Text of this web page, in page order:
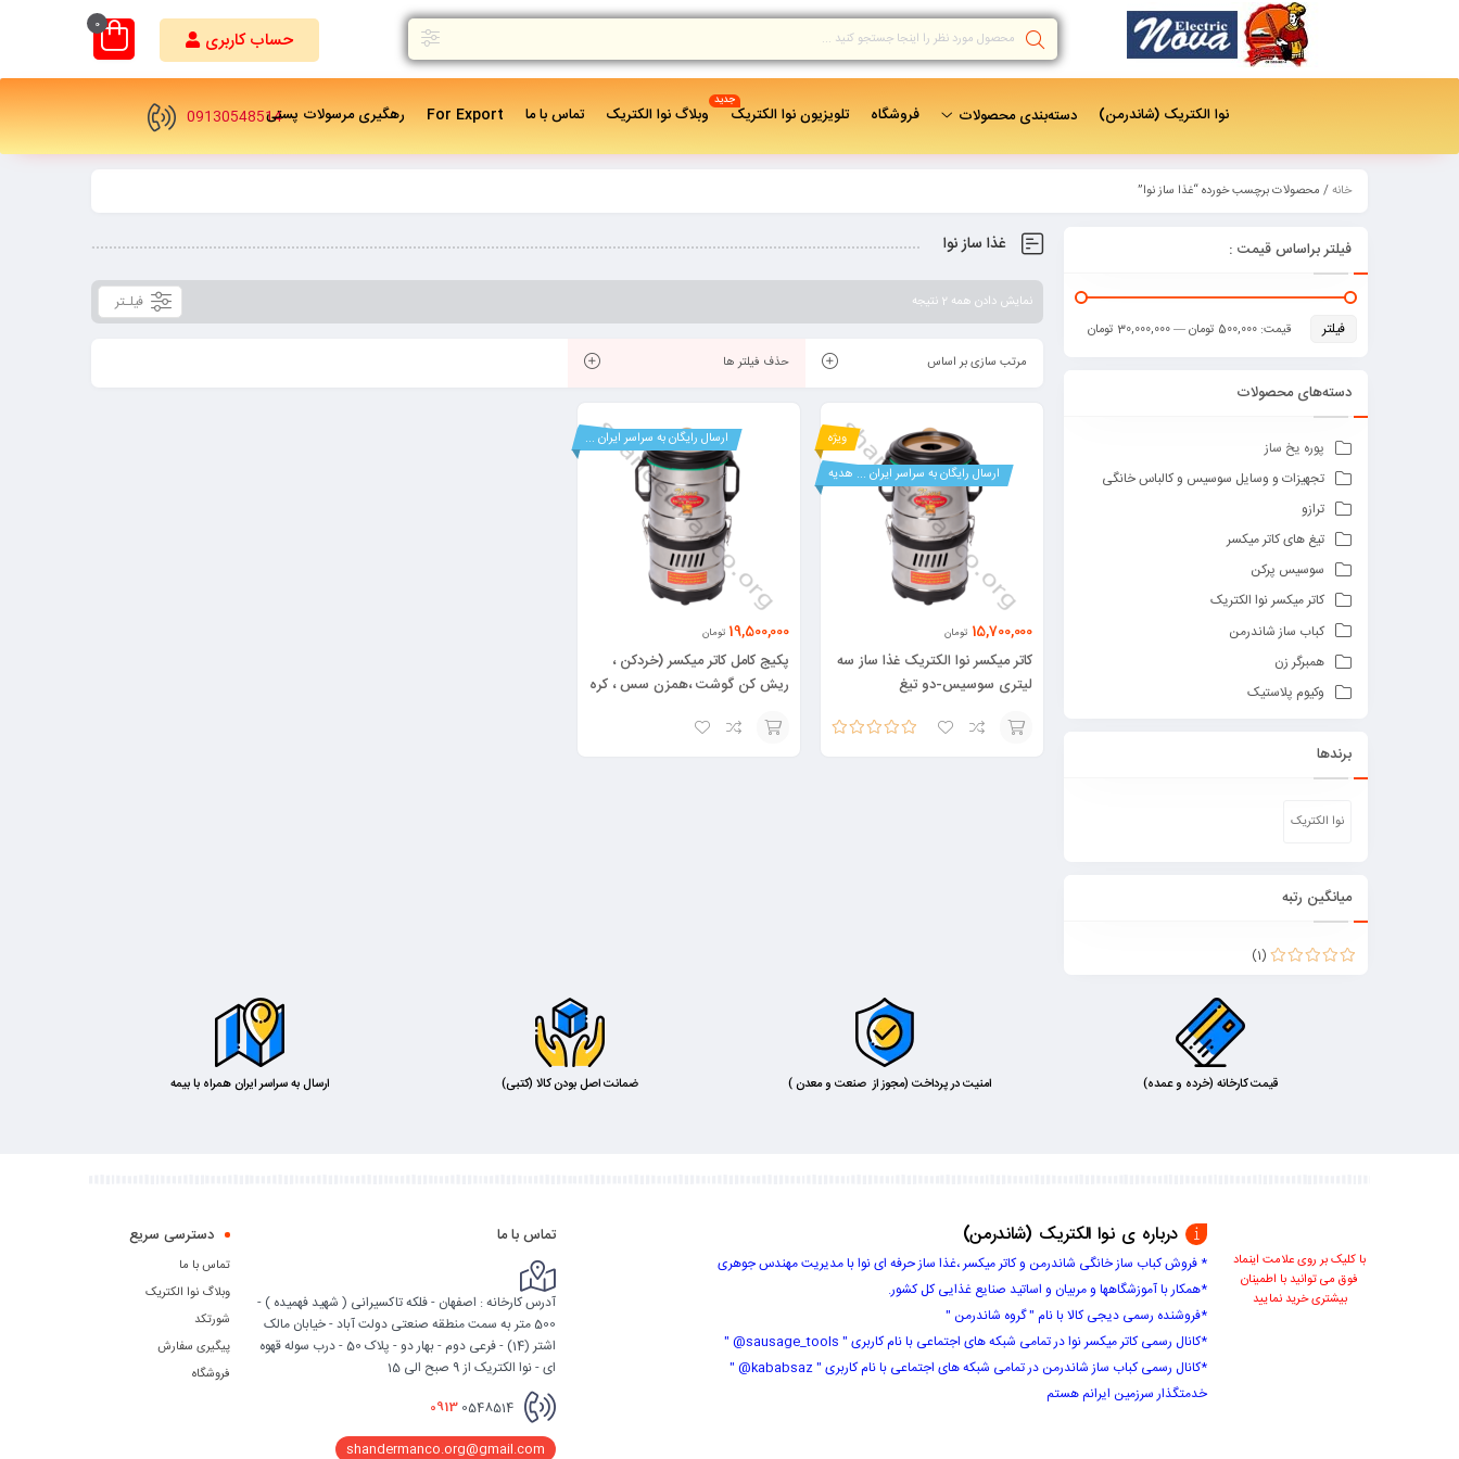
حساب کاربری
0
نوا الکتریک (شاندرمن) دسته‌بندی‌ محصولات فروشگاه تلویزیون نوا الکتریک
جدید
وبلاگ نوا الکتریک تماس با ما For Export رهگیری مرسولات پستی09130548514
خانه/ محصولات برچسب خورده “غذا ساز نوا”
غذا ساز نوا
فیلـتر نمایش دادن همه 2 نتیجه
مرتب سازی بر اساس حذف فیلتر ها
ویژه
ارسال رایگان به سراسر ایران ... هدیه
15,700,000 تومان
کاتر میکسر نوا الکتریک غذا ساز سه
لیتری سوسیس-دو تیغ
ارسال رایگان به سراسر ایران ...
19,500,000 تومان
پکیج کامل کاتر میکسر (خردکن ،
ریش کن گوشت ،همزن سس ، کره
فیلتر براساس قیمت :
فیلتر قیمت: 500,000 تومان —30,000,000 تومان
دسته‌های محصولات
پوره یخ ساز
تجهیزات و وسایل سوسیس و کالباس خانگی
ترازو
تیغ های کاتر میکسر
سوسیس پرکن
کاتر میکسر نوا الکتریک
کباب ساز شاندرمن
همبرگر زن
وکیوم پلاستیک
برندها
نوا الکتریک
میانگین رتبه
(1)
قیمت کارخانه (خرده و عمده) امنیت در پرداخت (مجوز از صنعت و معدن ) ضمانت اصل بودن کالا (کتبی) ارسال به سراسر ایران همراه با بیمه
با کلیک بر روی علامت اینماد
فوق می توانید با اطمینان
بیشتری خرید نمایید
درباره ی نوا الکتریک (شاندرمن)
* فروش کباب ساز خانگی شاندرمن و کاتر میکسر ،غذا ساز حرفه ای نوا با مدیریت مهندس جوهری
*همکار با آموزشگاهها و مربیان و اساتید صنایع غذایی کل کشور.
*فروشنده رسمی دیجی کالا با نام " گروه شاندرمن "
*کانال رسمی کاتر میکسر نوا در تمامی شبکه های اجتماعی با نام کاربری " sausage_tools@ "
*کانال رسمی کباب ساز شاندرمن در تمامی شبکه های اجتماعی با نام کاربری " kababsaz@ "
خدمتگذار سرزمین ایرانم هستم
تماس با ما
آدرس کارخانه : اصفهان - فلکه تاکسیرانی ( شهید فهمیده ) -
500 متر به سمت منطقه صنعتی دولت آباد - خیابان مالک
اشتر (14) - فرعی دوم - بهار دو - پلاک 50 - درب سوله قهوه
ای - نوا الکتریک از 9 صبح الی 15
0913 0548514
shandermanco.org@gmail.com
دسترسی سریع
تماس با ما
وبلاگ نوا الکتریک
شورتکد
پیگیری سفارش
فروشگاه